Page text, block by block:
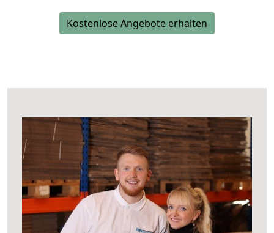
Kostenlose Angebote erhalten